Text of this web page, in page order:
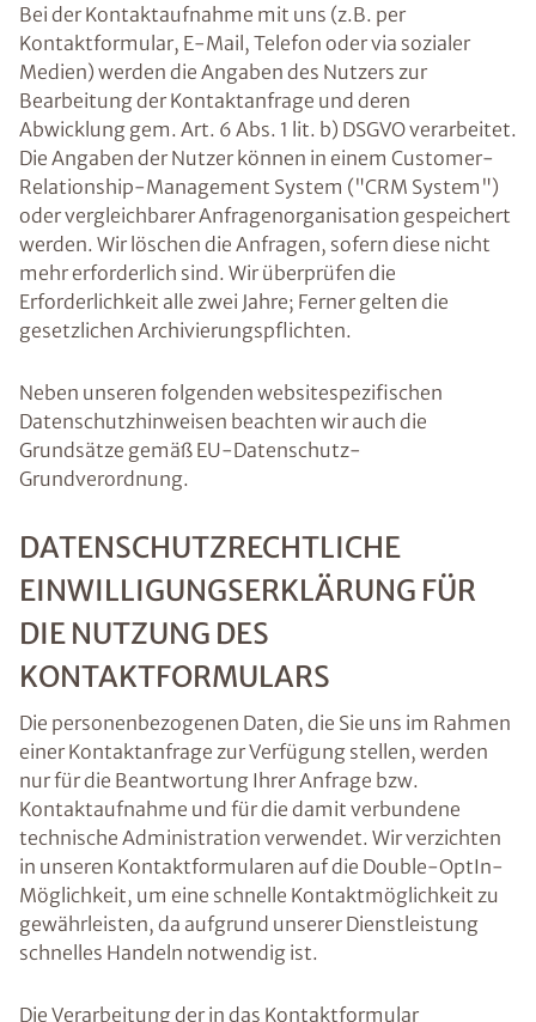
Bei der Kontaktaufnahme mit uns (z.B. per
Kontaktformular, E-Mail, Telefon oder via sozialer
Medien) werden die Angaben des Nutzers zur
Bearbeitung der Kontaktanfrage und deren
Abwicklung gem. Art. 6 Abs. 1 lit. b) DSGVO verarbeitet.
Die Angaben der Nutzer können in einem Customer-
Relationship-Management System ("CRM System")
oder vergleichbarer Anfragenorganisation gespeichert
werden. Wir löschen die Anfragen, sofern diese nicht
mehr erforderlich sind. Wir überprüfen die
Erforderlichkeit alle zwei Jahre; Ferner gelten die
gesetzlichen Archivierungspflichten.
Neben unseren folgenden websitespezifischen
Datenschutzhinweisen beachten wir auch die
Grundsätze gemäß EU-Datenschutz-
Grundverordnung.
DATENSCHUTZRECHTLICHE
EINWILLIGUNGSERKLÄRUNG FÜR
DIE NUTZUNG DES
KONTAKTFORMULARS
Die personenbezogenen Daten, die Sie uns im Rahmen
einer Kontaktanfrage zur Verfügung stellen, werden
nur für die Beantwortung Ihrer Anfrage bzw.
Kontaktaufnahme und für die damit verbundene
technische Administration verwendet. Wir verzichten
in unseren Kontaktformularen auf die Double-OptIn-
Möglichkeit, um eine schnelle Kontaktmöglichkeit zu
gewährleisten, da aufgrund unserer Dienstleistung
schnelles Handeln notwendig ist.
Die Verarbeitung der in das Kontaktformular